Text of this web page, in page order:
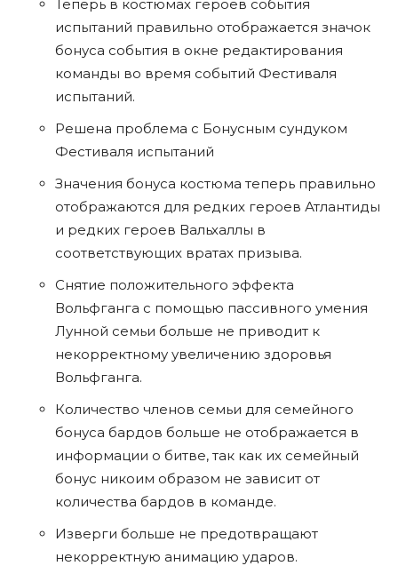
Теперь в костюмах героев события
испытаний правильно отображается значок
бонуса события в окне редактирования
команды во время событий Фестиваля
испытаний.
Решена проблема с Бонусным сундуком
Фестиваля испытаний
Значения бонуса костюма теперь правильно
отображаются для редких героев Атлантиды
и редких героев Вальхаллы в
соответствующих вратах призыва.
Снятие положительного эффекта
Вольфганга с помощью пассивного умения
Лунной семьи больше не приводит к
некорректному увеличению здоровья
Вольфганга.
Количество членов семьи для семейного
бонуса бардов больше не отображается в
информации о битве, так как их семейный
бонус никоим образом не зависит от
количества бардов в команде.
Изверги больше не предотвращают
некорректную анимацию ударов.